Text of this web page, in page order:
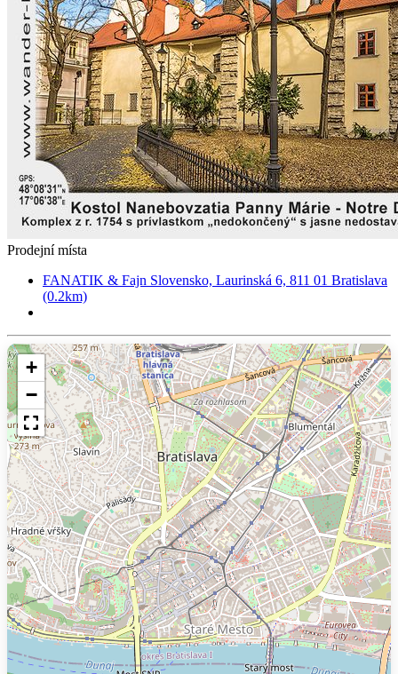
Prodejní místa
FANATIK & Fajn Slovensko, Laurinská 6, 811 01 Bratislava
(0.2km)
+
−